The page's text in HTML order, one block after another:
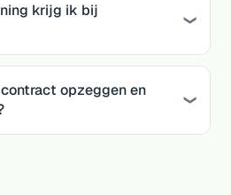
krijg ik bij
opzeggen en